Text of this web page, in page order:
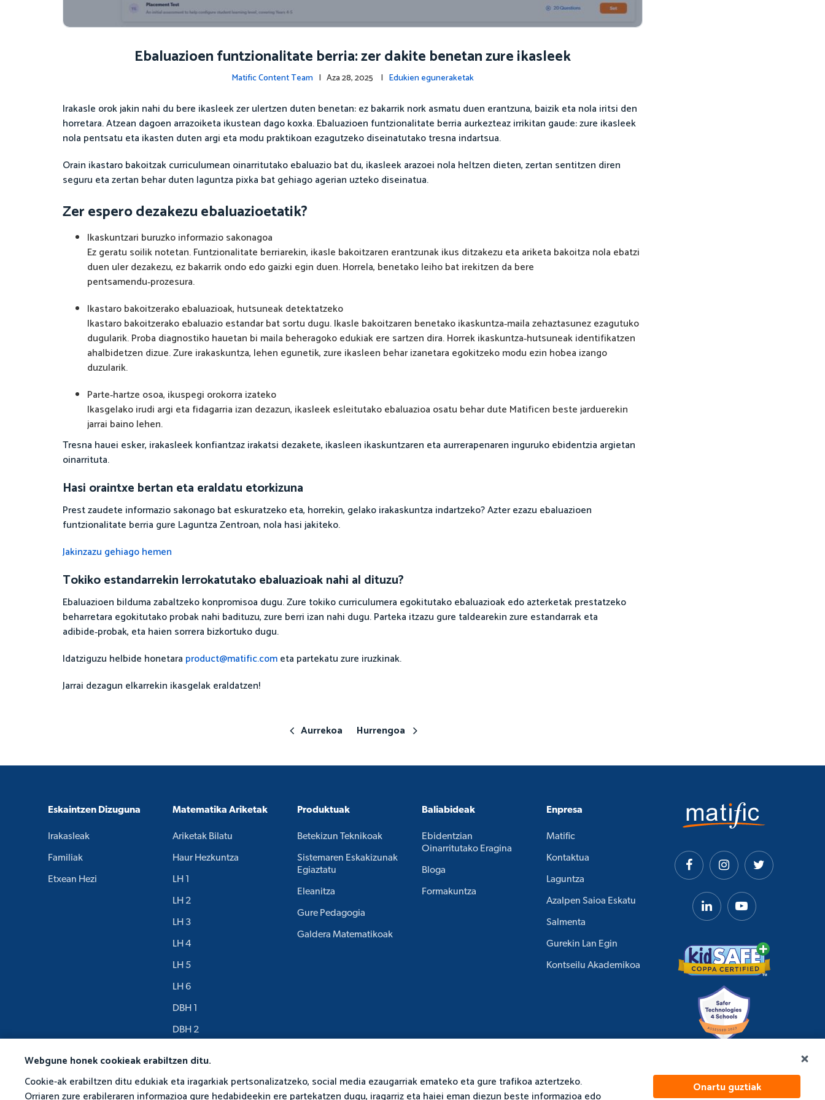
Webgune honek cookieak erabiltzen ditu.
Cookie-ak erabiltzen ditu edukiak eta iragarkiak pertsonalizatzeko, social media ezaugarriak emateko eta gure trafikoa aztertzeko.
Orriaren zure erabileraren informazioa gure hedabideekin ere partekatzen dugu, iragarriz eta haiei eman diezun beste informazioa edo
Onartu guztiak
Ebaluazioen funtzionalitate berria: zer dakite benetan zure ikasleek
Matific Content Team | Aza 28, 2025 | Edukien eguneraketak
Irakasle orok jakin nahi du bere ikasleek zer ulertzen duten benetan: ez bakarrik nork asmatu duen erantzuna, baizik eta nola iritsi den
horretara. Atzean dagoen arrazoiketa ikustean dago koxka. Ebaluazioen funtzionalitate berria aurkezteaz irrikitan gaude: zure ikasleek
nola pentsatu eta ikasten duten argi eta modu praktikoan ezagutzeko diseinatutako tresna indartsua.
Orain ikastaro bakoitzak curriculumean oinarritutako ebaluazio bat du, ikasleek arazoei nola heltzen dieten, zertan sentitzen diren
seguru eta zertan behar duten laguntza pixka bat gehiago agerian uzteko diseinatua.
Zer espero dezakezu ebaluazioetatik?
Ikaskuntzari buruzko informazio sakonagoa
Ez geratu soilik notetan. Funtzionalitate berriarekin, ikasle bakoitzaren erantzunak ikus ditzakezu eta ariketa bakoitza nola ebatzi
duen uler dezakezu, ez bakarrik ondo edo gaizki egin duen. Horrela, benetako leiho bat irekitzen da bere
pentsamendu‑prozesura.
Ikastaro bakoitzerako ebaluazioak, hutsuneak detektatzeko
Ikastaro bakoitzerako ebaluazio estandar bat sortu dugu. Ikasle bakoitzaren benetako ikaskuntza‑maila zehaztasunez ezagutuko
dugularik. Proba diagnostiko hauetan bi maila beheragoko edukiak ere sartzen dira. Horrek ikaskuntza‑hutsuneak identifikatzen
ahalbidetzen dizue. Zure irakaskuntza, lehen egunetik, zure ikasleen behar izanetara egokitzeko modu ezin hobea izango
duzularik.
Parte‑hartze osoa, ikuspegi orokorra izateko
Ikasgelako irudi argi eta fidagarria izan dezazun, ikasleek esleitutako ebaluazioa osatu behar dute Matificen beste jarduerekin
jarrai baino lehen.
Tresna hauei esker, irakasleek konfiantzaz irakatsi dezakete, ikasleen ikaskuntzaren eta aurrerapenaren inguruko ebidentzia argietan
oinarrituta.
Hasi oraintxe bertan eta eraldatu etorkizuna
Prest zaudete informazio sakonago bat eskuratzeko eta, horrekin, gelako irakaskuntza indartzeko? Azter ezazu ebaluazioen
funtzionalitate berria gure Laguntza Zentroan, nola hasi jakiteko.
Jakinzazu gehiago hemen
Tokiko estandarrekin lerrokatutako ebaluazioak nahi al dituzu?
Ebaluazioen bilduma zabaltzeko konpromisoa dugu. Zure tokiko curriculumera egokitutako ebaluazioak edo azterketak prestatzeko
beharretara egokitutako probak nahi badituzu, zure berri izan nahi dugu. Parteka itzazu gure taldearekin zure estandarrak eta
adibide‑probak, eta haien sorrera bizkortuko dugu.
Idatziguzu helbide honetara product@matific.cometa partekatu zure iruzkinak.
Jarrai dezagun elkarrekin ikasgelak eraldatzen!
Aurrekoa Hurrengoa
Eskaintzen Dizuguna
Irakasleak
Familiak
Etxean Hezi
Matematika Ariketak
Ariketak Bilatu
Haur Hezkuntza
LH 1
LH 2
LH 3
LH 4
LH 5
LH 6
DBH 1
DBH 2
Produktuak
Betekizun Teknikoak
Sistemaren Eskakizunak
Egiaztatu
Eleanitza
Gure Pedagogia
Galdera Matematikoak
Baliabideak
Ebidentzian
Oinarritutako Eragina
Bloga
Formakuntza
Enpresa
Matific
Kontaktua
Laguntza
Azalpen Saioa Eskatu
Salmenta
Gurekin Lan Egin
Kontseilu Akademikoa